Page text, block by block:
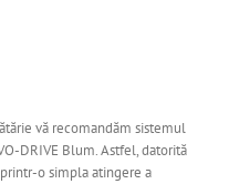
vă recomandăm sistemul
DRIVE Blum. Astfel, datorită
o simpla atingere a